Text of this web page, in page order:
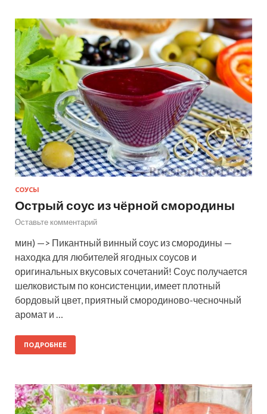
СОУСЫ
Острый соус из чёрной смородины
Оставьте комментарий
мин) —> Пикантный винный соус из смородины —
находка для любителей ягодных соусов и
оригинальных вкусовых сочетаний! Соус получается
шелковистым по консистенции, имеет плотный
бордовый цвет, приятный смородиново-чесночный
аромат и …
ПОДРОБНЕЕ